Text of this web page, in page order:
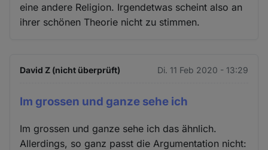
eine andere Religion. Irgendetwas scheint also an
ihrer schönen Theorie nicht zu stimmen.
David Z (nicht überprüft) Di. 11 Feb 2020 - 13:29
Im grossen und ganze sehe ich
Im grossen und ganze sehe ich das ähnlich.
Allerdings, so ganz passt die Argumentation nicht: